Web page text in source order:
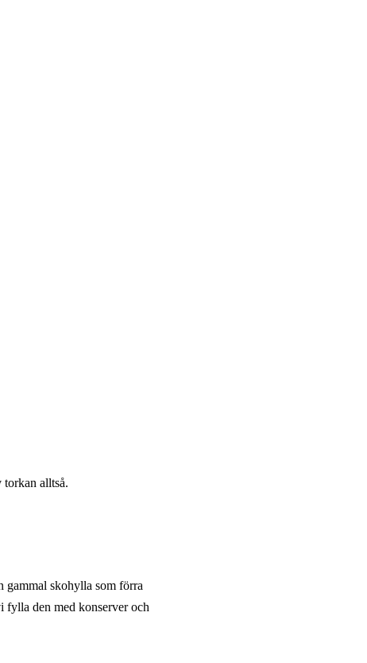
torkan alltså.
gammal skohylla som förra
fylla den med konserver och